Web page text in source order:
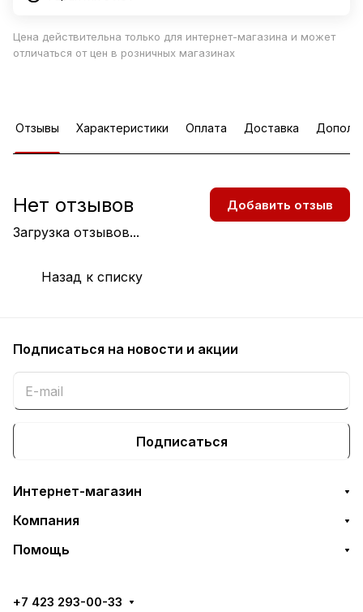
Цена действительна только для интернет-магазина и может
отличаться от цен в розничных магазинах
Отзывы Характеристики Оплата Доставка
Загрузка отзывов...
Нет отзывов Добавить отзыв
Назад к списку
Подписаться на новости и акции
Подписаться
Интернет-магазин
Компания
Помощь
+7 423 293-00-33